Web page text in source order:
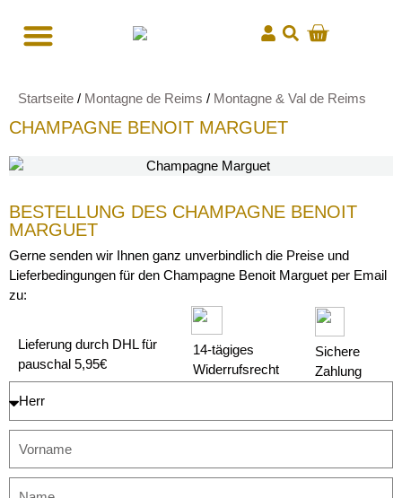
Startseite / Montagne de Reims / Montagne & Val de Reims
CHAMPAGNE BENOIT MARGUET
BESTELLUNG DES CHAMPAGNE BENOIT
MARGUET
Gerne senden wir Ihnen ganz unverbindlich die Preise und
Lieferbedingungen für den Champagne Benoit Marguet per Email
zu:
Lieferung durch DHL für
pauschal 5,95€
14-tägiges
Widerrufsrecht
Sichere
Zahlung